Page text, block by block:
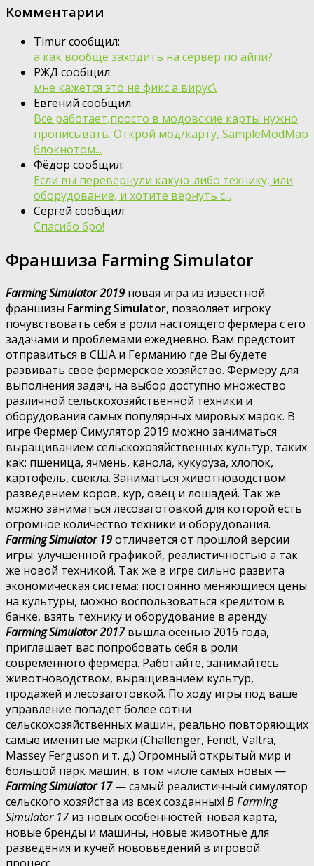
Комментарии
Timur сообщил:
а как вообще заходить на сервер по айпи?
РЖД сообщил:
мне кажется это не фикс а вирус\
Евгений сообщил:
Всё работает,просто в модовские карты нужно
прописывать. Открой мод/карту, SampleModMap
блокнотом...
Фёдор сообщил:
Если вы перевернули какую-либо технику, или
оборудование, и хотите вернуть с...
Сергей сообщил:
Спасибо бро!
Франшиза Farming Simulator
Farming Simulator 2019 новая игра из известной
франшизы Farming Simulator, позволяет игроку
почувствовать себя в роли настоящего фермера с его
задачами и проблемами ежедневно. Вам предстоит
отправиться в США и Германию где Вы будете
развивать свое фермерское хозяйство. Фермеру для
выполнения задач, на выбор доступно множество
различной сельскохозяйственной техники и
оборудования самых популярных мировых марок. В
игре Фермер Симулятор 2019 можно заниматься
выращиванием сельскохозяйственных культур, таких
как: пшеница, ячмень, канола, кукуруза, хлопок,
картофель, свекла. Заниматься животноводством
разведением коров, кур, овец и лошадей. Так же
можно заниматься лесозаготовкой для которой есть
огромное количество техники и оборудования.
Farming Simulator 19отличается от прошлой версии
игры: улучшенной графикой, реалистичностью а так
же новой техникой. Так же в игре сильно развита
экономическая система: постоянно меняющиеся цены
на культуры, можно воспользоваться кредитом в
банке, взять технику и оборудование в аренду.
Farming Simulator 2017вышла осенью 2016 года,
приглашает вас попробовать себя в роли
современного фермера. Работайте, занимайтесь
животноводством, выращиванием культур,
продажей и лесозаготовкой. По ходу игры под ваше
управление попадет более сотни
сельскохозяйственных машин, реально повторяющих
самые именитые марки (Challenger, Fendt, Valtra,
Massey Ferguson и т. д.) Огромный открытый мир и
большой парк машин, в том числе самых новых —
Farming Simulator 17 — самый реалистичный симулятор
сельского хозяйства из всех созданных! В Farming
Simulator 17 из новых особенностей: новая карта,
новые бренды и машины, новые животные для
разведения и кучей нововведений в игровой
процесс.